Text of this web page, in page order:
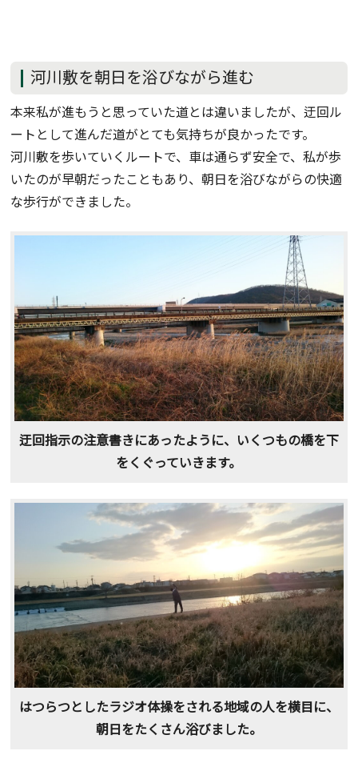
河川敷を朝日を浴びながら進む
本来私が進もうと思っていた道とは違いましたが、迂回ル
ートとして進んだ道がとても気持ちが良かったです。
河川敷を歩いていくルートで、車は通らず安全で、私が歩
いたのが早朝だったこともあり、朝日を浴びながらの快適
な歩行ができました。
迂回指示の注意書きにあったように、いくつもの橋を下
をくぐっていきます。
はつらつとしたラジオ体操をされる地域の人を横目に、
朝日をたくさん浴びました。